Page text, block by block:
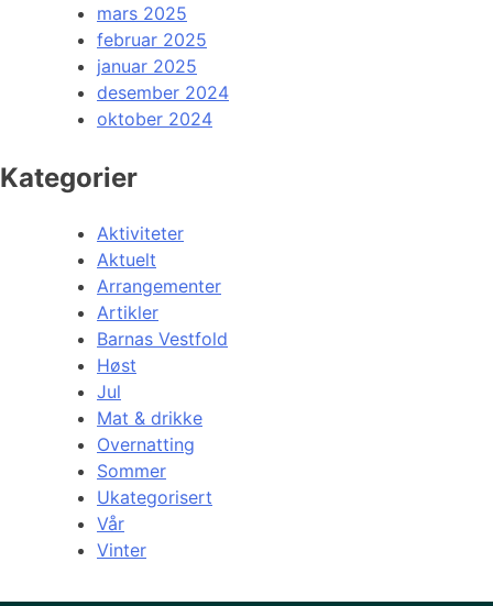
mars 2025
februar 2025
januar 2025
desember 2024
oktober 2024
Kategorier
Aktiviteter
Aktuelt
Arrangementer
Artikler
Barnas Vestfold
Høst
Jul
Mat & drikke
Overnatting
Sommer
Ukategorisert
Vår
Vinter